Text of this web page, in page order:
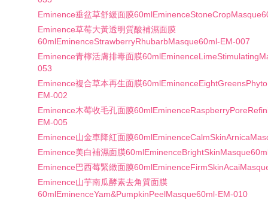
Eminence垂盆草舒緩面膜
Eminence草莓大黃透明質酸補濕面膜
60mlEminenceStrawberryRhubarbMasque60ml-EM-007
Eminence青檸活膚排毒面膜
053
Eminence複合草本再生面膜
EM-002
Eminence木莓收毛孔面膜
EM-005
Eminence山金車降紅面膜
Eminence美白補濕面膜
Eminence巴西莓緊緻面膜
Eminence山芋南瓜酵素去角質面膜
60mlEminenceYam&PumpkinPeelMasque60ml-EM-010